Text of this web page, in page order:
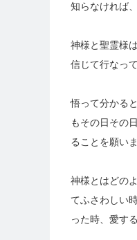
知らなければ
神様と聖霊様
信じて行なっ
悟って分かる
もその日その
ることを願いま
神様とはどの
てふさわしい
った時、愛す